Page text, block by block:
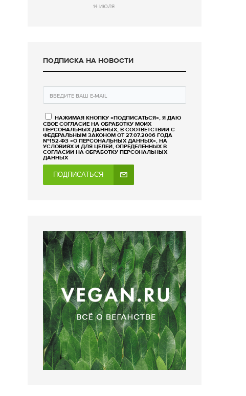
14 ИЮЛЯ
ПОДПИСКА НА НОВОСТИ
НАЖИМАЯ КНОПКУ «ПОДПИСАТЬСЯ», Я ДАЮ
СВОЕ СОГЛАСИЕ НА ОБРАБОТКУ МОИХ
ПЕРСОНАЛЬНЫХ ДАННЫХ, В СООТВЕТСТВИИ С
ФЕДЕРАЛЬНЫМ ЗАКОНОМ ОТ 27.07.2006 ГОДА
№152-ФЗ «О ПЕРСОНАЛЬНЫХ ДАННЫХ», НА
УСЛОВИЯХ И ДЛЯ ЦЕЛЕЙ, ОПРЕДЕЛЕННЫХ В
СОГЛАСИИ НА ОБРАБОТКУ ПЕРСОНАЛЬНЫХ
ДАННЫХ
ПОДПИСАТЬСЯ